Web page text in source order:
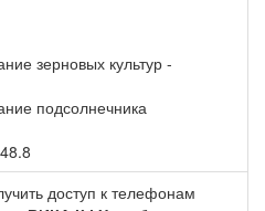
зерновых культур -
подсолнечника
доступ к телефонам